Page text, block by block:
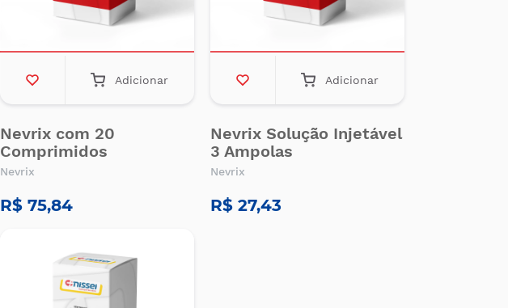
Adicionar
Nevrix com 20
Comprimidos
Nevrix
R$ 75,84
Adicionar
Nevrix Solução Injetável
3 Ampolas
Nevrix
R$ 27,43